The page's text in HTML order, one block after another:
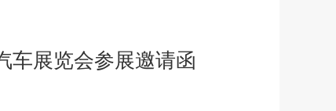
车展览会参展邀请函